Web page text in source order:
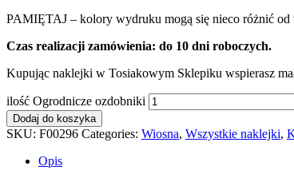
PAMIĘTAJ – kolory wydruku mogą się nieco różnić od
Czas realizacji zamówienia: do 10 dni roboczych.
Kupując naklejki w Tosiakowym Sklepiku wspierasz
ilość Ogrodnicze ozdobniki
Dodaj do koszyka
SKU: F00296 Categories: Wiosna, Wszystkie naklejki,
Opis